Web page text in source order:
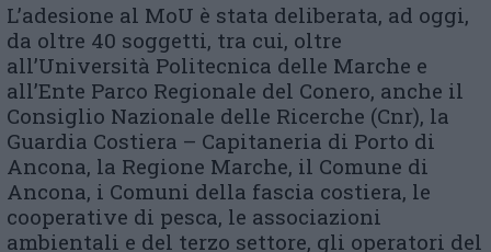
L’adesione al MoU è stata deliberata, ad oggi,
da oltre 40 soggetti, tra cui, oltre
all’Università Politecnica delle Marche e
all’Ente Parco Regionale del Conero, anche il
Consiglio Nazionale delle Ricerche (Cnr), la
Guardia Costiera – Capitaneria di Porto di
Ancona, la Regione Marche, il Comune di
Ancona, i Comuni della fascia costiera, le
cooperative di pesca, le associazioni
ambientali e del terzo settore, gli operatori del